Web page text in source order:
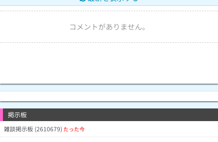
コメントがありません。
掲示板
雑談掲示板 (2610679) たった今